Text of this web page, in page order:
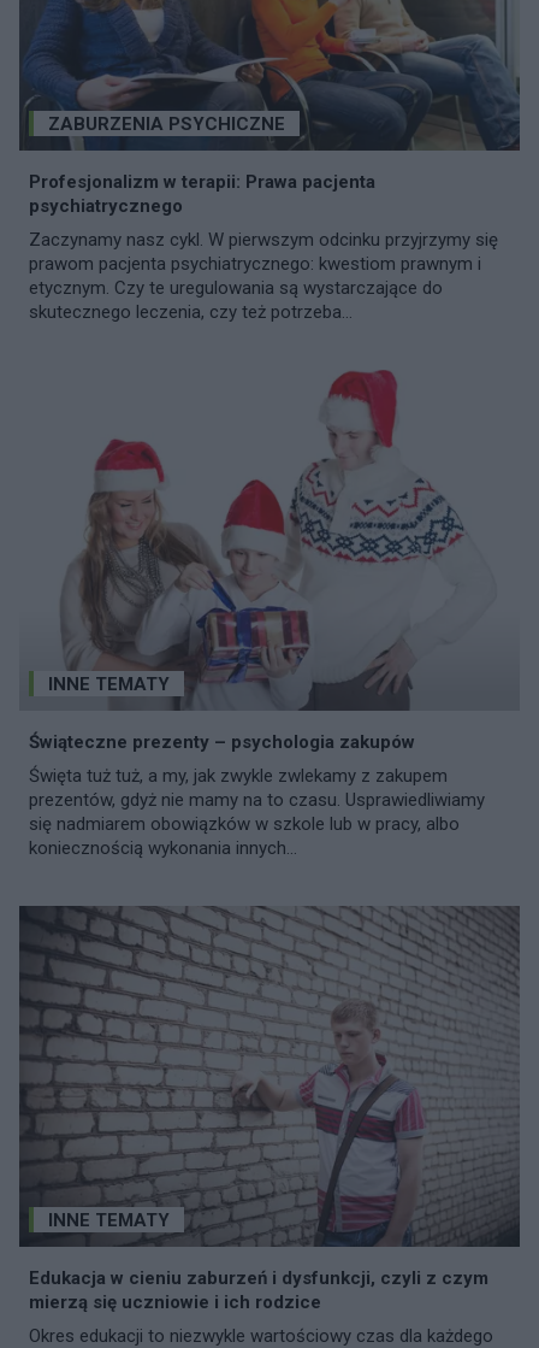
ZABURZENIA PSYCHICZNE
Profesjonalizm w terapii: Prawa pacjenta
psychiatrycznego
Zaczynamy nasz cykl. W pierwszym odcinku przyjrzymy się
prawom pacjenta psychiatrycznego: kwestiom prawnym i
etycznym. Czy te uregulowania są wystarczające do
skutecznego leczenia, czy też potrzeba...
INNE TEMATY
Świąteczne prezenty – psychologia zakupów
Święta tuż tuż, a my, jak zwykle zwlekamy z zakupem
prezentów, gdyż nie mamy na to czasu. Usprawiedliwiamy
się nadmiarem obowiązków w szkole lub w pracy, albo
koniecznością wykonania innych...
INNE TEMATY
Edukacja w cieniu zaburzeń i dysfunkcji, czyli z czym
mierzą się uczniowie i ich rodzice
Okres edukacji to niezwykle wartościowy czas dla każdego